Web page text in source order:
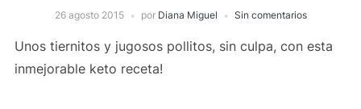
26 agosto 2015 por Diana Miguel Sin comentarios
Unos tiernitos y jugosos pollitos, sin culpa, con esta
inmejorable keto receta!